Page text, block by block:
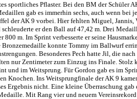
sportliches Pflaster. Bei den BM der Schüler
gab es immerhin sechs, auch wenn
der AK 9 vorbei. Hier fehlten Miguel,
er den Ball auf 47,42 m. Drei
m. Im Sprint verbesserte er seine
konnte Tommy im Ballwurf
Besonderes Pech hatte Jil, die
nur Zentimeter zum Einzug ins Finale. Stolz
und im Weitsprung. Für Gordon gab es im
Knochen. Ins Weitsprungfinale der AK 9
Ergebnis nicht. Eine kleine Überraschung
Mit Rang vier und neuem